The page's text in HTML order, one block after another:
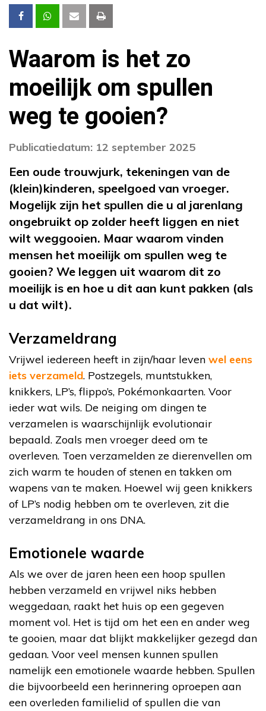
Waarom is het zo
moeilijk om spullen
weg te gooien?
Publicatiedatum: 12 september 2025
Een oude trouwjurk, tekeningen van de
(klein)kinderen, speelgoed van vroeger.
Mogelijk zijn het spullen die u al jarenlang
ongebruikt op zolder heeft liggen en niet
wilt weggooien. Maar waarom vinden
mensen het moeilijk om spullen weg te
gooien? We leggen uit waarom dit zo
moeilijk is en hoe u dit aan kunt pakken (als
u dat wilt).
Verzameldrang
Vrijwel iedereen heeft in zijn/haar leven wel eens
iets verzameld. Postzegels, muntstukken,
knikkers, LP’s, flippo’s, Pokémonkaarten. Voor
ieder wat wils. De neiging om dingen te
verzamelen is waarschijnlijk evolutionair
bepaald. Zoals men vroeger deed om te
overleven. Toen verzamelden ze dierenvellen om
zich warm te houden of stenen en takken om
wapens van te maken. Hoewel wij geen knikkers
of LP’s nodig hebben om te overleven, zit die
verzameldrang in ons DNA.
Emotionele waarde
Als we over de jaren heen een hoop spullen
hebben verzameld en vrijwel niks hebben
weggedaan, raakt het huis op een gegeven
moment vol. Het is tijd om het een en ander weg
te gooien, maar dat blijkt makkelijker gezegd dan
gedaan. Voor veel mensen kunnen spullen
namelijk een emotionele waarde hebben. Spullen
die bijvoorbeeld een herinnering oproepen aan
een overleden familielid of spullen die van